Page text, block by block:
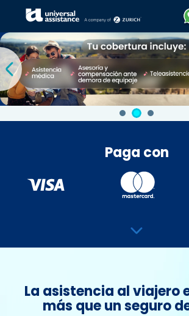
Paga con
La asistencia al viajero
más que un seguro